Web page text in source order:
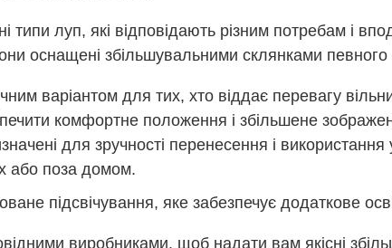
типи луп, які відповідають різним потребам і
оснащені збільшувальними склянками певного
варіантом для тих, хто віддає перевагу
комфортне положення і збільшене
для зручності перенесення і використання
або поза домом.
підсвічування, яке забезпечує додаткове
виробниками, щоб надати вам якісні